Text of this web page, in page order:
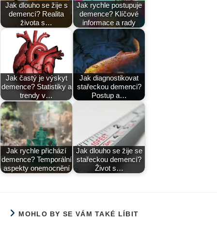
Jak dlouho se žije s
demencí? Realita
života s…
Jak rychle postupuje
demence? Klíčové
informace a rady
Jak častý je výskyt
demence? Statistiky a
trendy v…
Jak diagnostikovat
stařeckou demenci?
Postup a…
Jak rychle přichází
demence? Temporální
aspekty onemocnění
Jak dlouho se žije se
stařeckou demencí?
Život s…
MOHLO BY SE VÁM TAKÉ LÍBIT